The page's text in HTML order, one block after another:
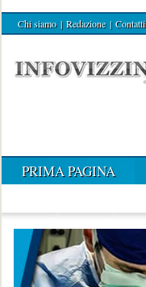
Chi siamo | Redazione | Contatti
PRIMA PAGINA